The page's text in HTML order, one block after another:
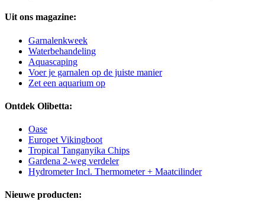
Uit ons magazine:
Garnalenkweek
Waterbehandeling
Aquascaping
Voer je garnalen op de juiste manier
Zet een aquarium op
Ontdek Olibetta:
Oase
Europet Vikingboot
Tropical Tanganyika Chips
Gardena 2-weg verdeler
Hydrometer Incl. Thermometer + Maatcilinder
Nieuwe producten: